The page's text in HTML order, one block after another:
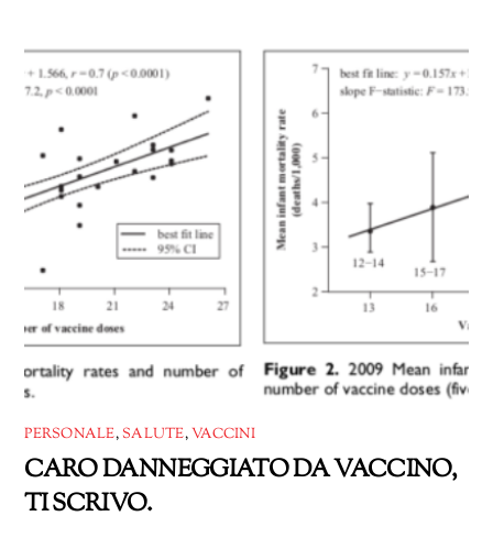
PERSONALE,SALUTE,VACCINI
CARO DANNEGGIATO DA VACCINO,
TI SCRIVO.